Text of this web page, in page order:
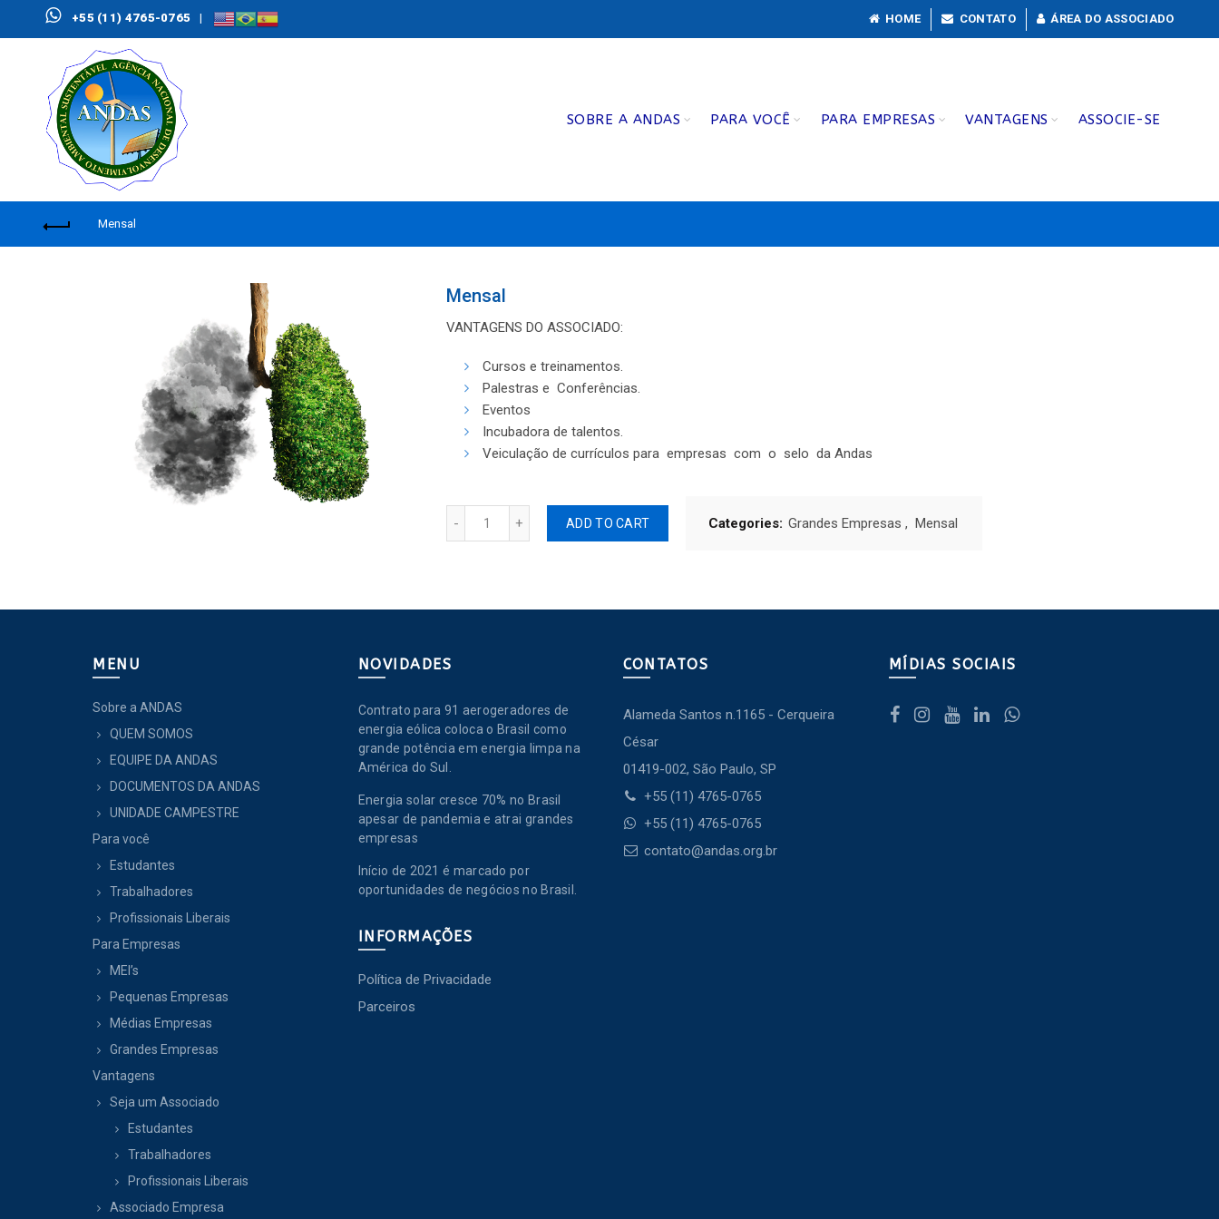
+55 (11) 4765-0765 | HOME CONTATO ÁREA DO ASSOCIADO
SOBRE A ANDAS PARA VOCÊ PARA EMPRESAS VANTAGENS ASSOCIE-SE
Mensal
Mensal
VANTAGENS DO ASSOCIADO:
Cursos e treinamentos.
Palestras e Conferências.
Eventos
Incubadora de talentos.
Veiculação de currículos para empresas com o selo da Andas
ADD TO CART
Categories: Grandes Empresas , Mensal
MENU
Sobre a ANDAS
QUEM SOMOS
EQUIPE DA ANDAS
DOCUMENTOS DA ANDAS
UNIDADE CAMPESTRE
Para você
Estudantes
Trabalhadores
Profissionais Liberais
Para Empresas
MEI’s
Pequenas Empresas
Médias Empresas
Grandes Empresas
Vantagens
Seja um Associado
Estudantes
Trabalhadores
Profissionais Liberais
Associado Empresa
NOVIDADES
Contrato para 91 aerogeradores de
energia eólica coloca o Brasil como
grande potência em energia limpa na
América do Sul.
Energia solar cresce 70% no Brasil
apesar de pandemia e atrai grandes
empresas
Início de 2021 é marcado por
oportunidades de negócios no Brasil.
INFORMAÇÕES
Política de Privacidade
Parceiros
CONTATOS
Alameda Santos n.1165 - Cerqueira
César
01419-002, São Paulo, SP
+55 (11) 4765-0765
+55 (11) 4765-0765
contato@andas.org.br
MÍDIAS SOCIAIS